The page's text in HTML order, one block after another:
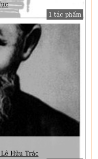
1 tác phẩm
Hữu Trác